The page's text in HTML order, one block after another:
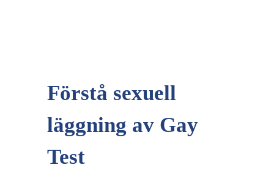
Förstå sexuell
läggning av Gay
Test